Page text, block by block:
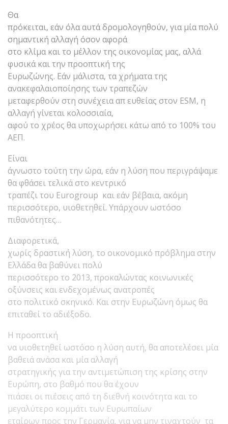
Θα
πρόκειται, εάν όλα αυτά δρομολογηθούν, για μία πολύ
σημαντική αλλαγή όσον αφορά
στο κλίμα και το μέλλον της οικονομίας μας, αλλά
φυσικά και την προοπτική της
Ευρωζώνης. Εάν μάλιστα, τα χρήματα της
ανακεφαλαιοποίησης των τραπεζών
μεταφερθούν στη συνέχεια απ ευθείας στον ESM, η
αλλαγή γίνεται κολοσσιαία,
αφού το χρέος θα υποχωρήσει κάτω από το 100% του
ΑΕΠ.
Είναι
άγνωστο τούτη την ώρα, εάν η λύση που περιγράψαμε
θα φθάσει τελικά στο κεντρικό
τραπέζι του Eurogroup και εάν βέβαια, ακόμη
περισσότερο, υιοθετηθεί. Υπάρχουν ωστόσο
πιθανότητες…
Διαφορετικά,
χωρίς δραστική λύση, το οικονομικό πρόβλημα στην
Ελλάδα θα βαθύνει πολύ
περισσότερο το 2013, προκαλώντας κοινωνικές
οξύνσεις και ενδεχομένως ανατροπές
στο πολιτικό σκηνικό. Και στην Ευρωζώνη όμως θα
επιταθεί το αδιέξοδο.
Η προοπτική
να υιοθετηθεί ωστόσο η λύση αυτή, θα αποτελέσει μία
βαθειά ανάσα και μία αλλαγή
στρατηγικής για την αντιμετώπιση της κρίσης στην
Ευρώπη, στο βαθμό που θα έχουν
πιάσει οι πιέσεις από τη διεθνή κοινότητα και το
μεγαλύτερο κομμάτι των Ευρωπαίων
εταίρων προς την Γερμανία, για να μην τιναχτούν τα